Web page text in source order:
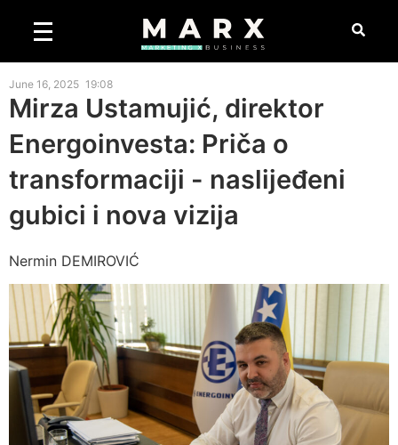
June 16, 2025 19:08
Mirza Ustamujić, direktor
Energoinvesta: Priča o
transformaciji - naslijeđeni
gubici i nova vizija
Nermin DEMIROVIĆ